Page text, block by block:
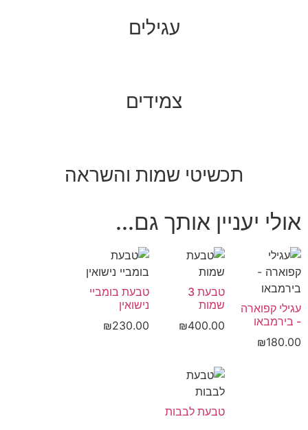
עגילים
צמידים
תכשיטי שמות והשראה
אולי יעניין אותך גם...
עגילי קפוארה
- בירמבאו
₪180.00
טבעת 3
שמות
₪400.00
טבעת בומביי
נישואין
₪230.00
טבעת לבבות